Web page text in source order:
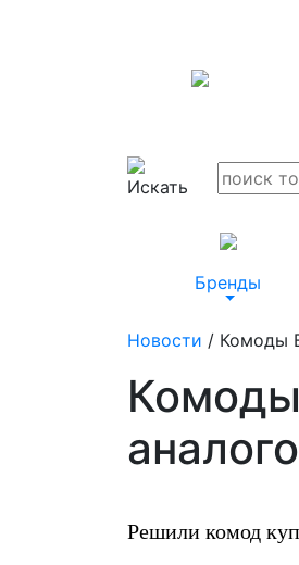
Бренды
Новости / Комоды
Решили комод